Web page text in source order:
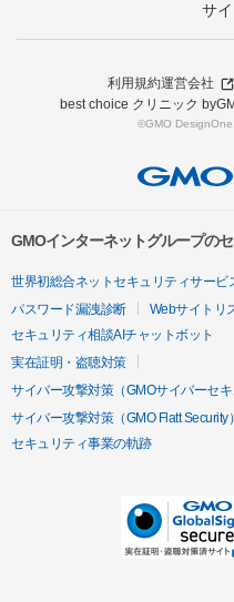
サ
利用規約運営会社
best choice クリニック
©GMO
GMOインターネットグループの
世界初総合ネットセキュリティサービ
パスワード漏洩診断
Webサイトリ
セキュリティ相談AIチャットボット
実在証明・盗聴対策
サイバー攻撃対策（GMOサイバーセキ
サイバー攻撃対策（GMO Flatt Security）
セキュリティ事業の軌跡